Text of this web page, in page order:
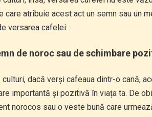
care atribuie acest act un semn sau un
versarea cafelei:
de noroc sau de schimbare
culturi, dacă verși cafeaua dintr-o cană,
importantă și pozitivă în viața ta. De
norocos sau o veste bună care